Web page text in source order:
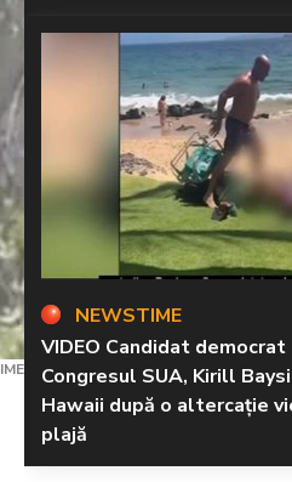
NEWSTIME
VIDEO Candidat
Congresul SUA, Kirill
Hawaii după o altercație
plajă